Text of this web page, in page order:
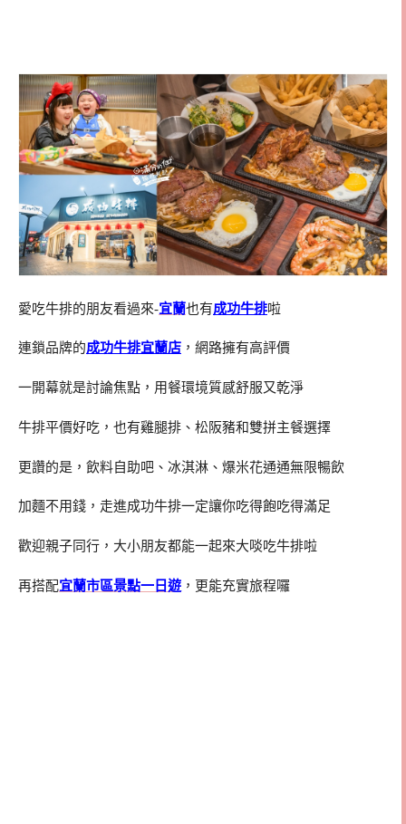
愛吃牛排的朋友看過來-宜蘭也有成功牛排啦
連鎖品牌的成功牛排宜蘭店 ，網路擁有高評價
一開幕就是討論焦點，用餐環境質感舒服又乾淨
牛排平價好吃，也有雞腿排、松阪豬和雙拼主餐選擇
更讚的是，飲料自助吧、冰淇淋、爆米花通通無限暢飲
加麵不用錢，走進成功牛排一定讓你吃得飽吃得滿足
歡迎親子同行，大小朋友都能一起來大啖吃牛排啦
再搭配宜蘭市區景點一日遊 ，更能充實旅程囉